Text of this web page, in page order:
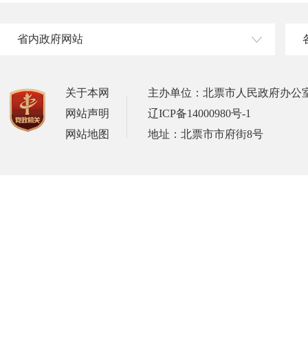
省内政府网站
关于本网
网站声明
网站地图
主办单位：北票市人民政府办公
辽ICP备14000980号-1
地址：北票市市府街8号